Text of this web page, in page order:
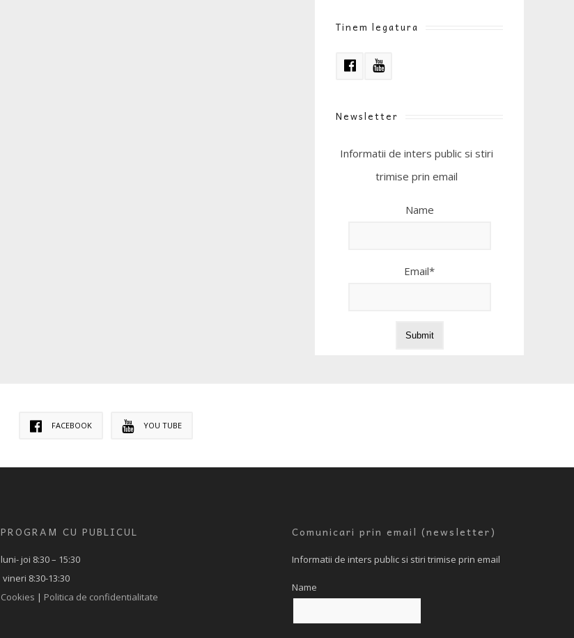
Tinem legatura
Newsletter
Informatii de inters public si stiri
trimise prin email
Name
Email*
FACEBOOK YOU TUBE
PROGRAM CU PUBLICUL
luni- joi 8:30 – 15:30
vineri 8:30-13:30
Cookies | Politica de confidentialitate
Comunicari prin email (newsletter)
Informatii de inters public si stiri trimise prin email
Name